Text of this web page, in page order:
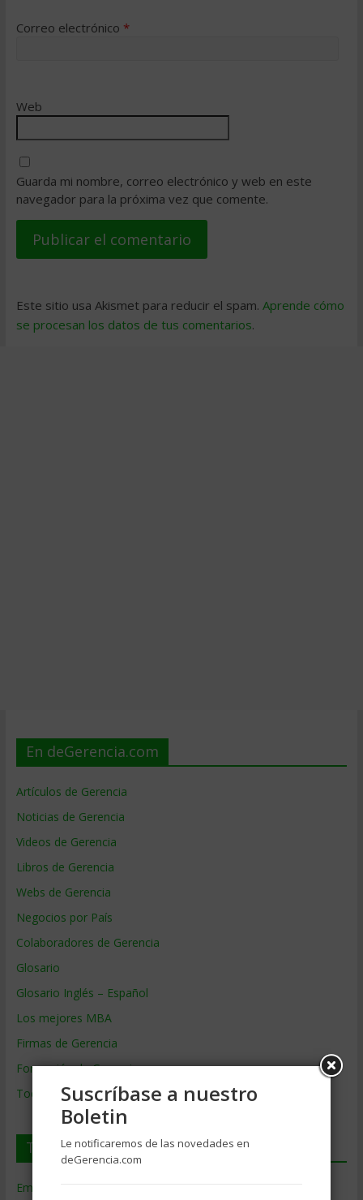
Correo electrónico *
Web
Guarda mi nombre, correo electrónico y web en este
navegador para la próxima vez que comente.
Este sitio usa Akismet para reducir el spam. Aprende cómo
se procesan los datos de tus comentarios.
En deGerencia.com
Artículos de Gerencia
Noticias de Gerencia
Videos de Gerencia
Libros de Gerencia
Webs de Gerencia
Negocios por País
Colaboradores de Gerencia
Glosario
Glosario Inglés – Español
Los mejores MBA
Firmas de Gerencia
Formación de Gerencia
Todos los Temas
Temas de Gerencia
Empresas de Gerencia
Suscríbase a nuestro
Boletin
Le notificaremos de las novedades en
deGerencia.com